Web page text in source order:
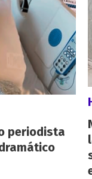
periodista